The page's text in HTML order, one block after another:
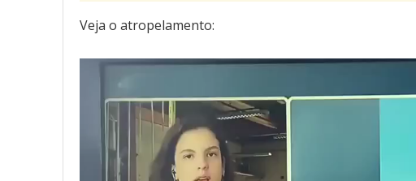
Veja o atropelamento:
Tocador